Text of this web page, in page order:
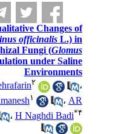
Changes of
officinalisL.) in
Fungi (Glomus
under Saline
Environments
Mehrafarin۲
۱ ،
،H Naghdi Badi